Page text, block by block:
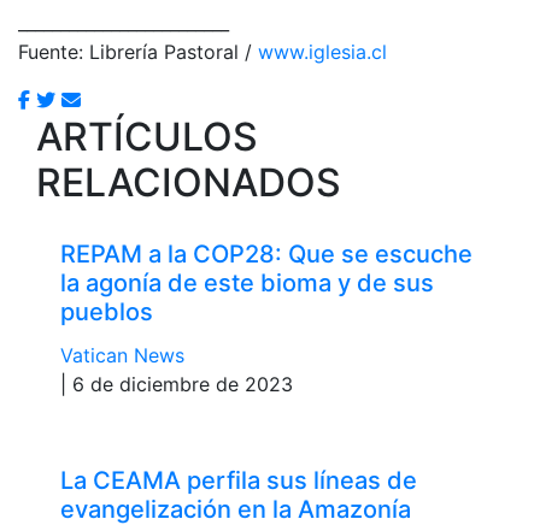
Fuente: Librería Pastoral / www.iglesia.cl
ARTÍCULOS
RELACIONADOS
REPAM a la COP28: Que se escuche
la agonía de este bioma y de sus
pueblos
Vatican News
| 6 de diciembre de 2023
La CEAMA perfila sus líneas de
evangelización en la Amazonía